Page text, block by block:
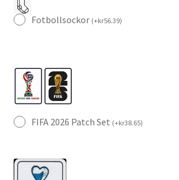
Fotbollsockor (+kr56.39)
FIFA 2026 Patch Set (+kr38.65)